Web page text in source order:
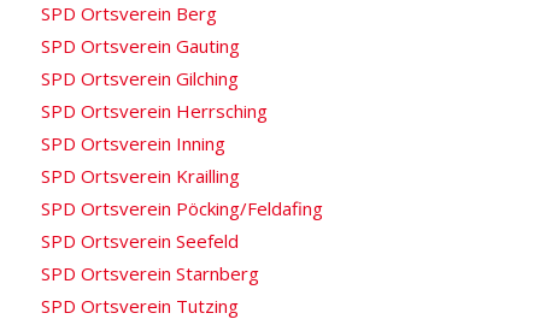
SPD Ortsverein Berg
SPD Ortsverein Gauting
SPD Ortsverein Gilching
SPD Ortsverein Herrsching
SPD Ortsverein Inning
SPD Ortsverein Krailling
SPD Ortsverein Pöcking/Feldafing
SPD Ortsverein Seefeld
SPD Ortsverein Starnberg
SPD Ortsverein Tutzing